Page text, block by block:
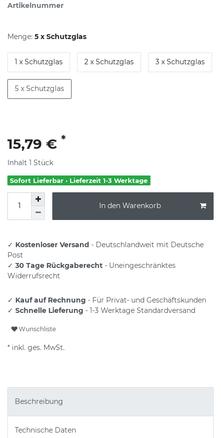
Artikelnummer
Menge: 5 x Schutzglas
1 x Schutzglas 2 x Schutzglas 3 x Schutzglas
5 x Schutzglas
15,79 € *
Inhalt 1 Stück
Sofort Lieferbar · Lieferzeit 1-3 Werktage
In den Warenkorb
✓ Kostenloser Versand - Deutschlandweit mit Deutsche
Post
✓ 30 Tage Rückgaberecht - Uneingeschränktes
Widerrufsrecht
✓ Kauf auf Rechnung - Für Privat- und Geschäftskunden
✓ Schnelle Lieferung - 1-3 Werktage Standardversand
Wunschliste
* inkl. ges. MwSt.
Beschreibung
Technische Daten